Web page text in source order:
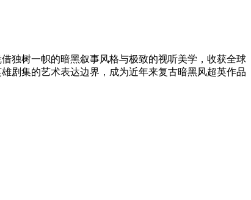
独树一帜的暗黑叙事风格与极致的视听美学，收获全球
剧集的艺术表达边界，成为近年来复古暗黑风超英作品